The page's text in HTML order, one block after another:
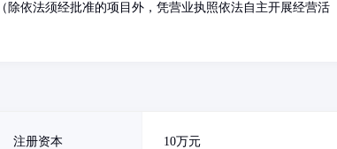
依法须经批准的项目外，凭营业执照依法自主开展经营活
注册资本 10万元